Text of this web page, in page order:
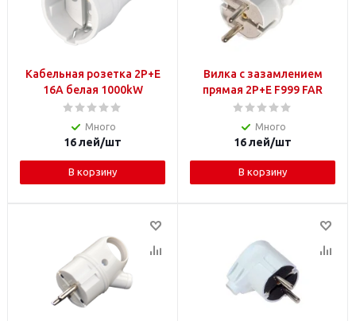
Кабельная розетка 2P+E
16А белая 1000kW
Много
16лей/шт
В корзину
Вилка с зазамлением
прямая 2P+E F999 FAR
Много
16лей/шт
В корзину